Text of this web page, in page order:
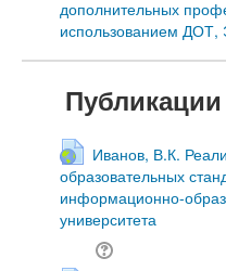
дополнительных
использованием
Публикации
Иванов, В.К.
образовательных
информационно-
университета